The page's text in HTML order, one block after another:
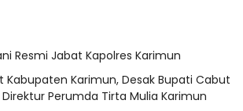
Resmi Jabat Kapolres Karimun
Kabupaten Karimun, Desak Bupati Cabut
Perumda Tirta Mulia Karimun